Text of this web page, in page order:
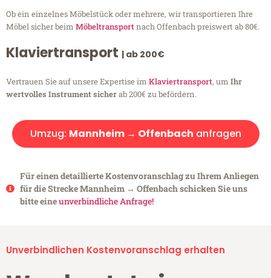
Ob ein einzelnes Möbelstück oder mehrere, wir transportieren Ihre
Möbel sicher beim Möbeltransportnach Offenbach preiswert ab 80€.
Klaviertransport | ab 200€
Vertrauen Sie auf unsere Expertise im Klaviertransport, um Ihr
wertvolles Instrument sicherab 200€ zu befördern.
Umzug: Mannheim → Offenbach anfragen
Für einen detaillierte Kostenvoranschlag zu Ihrem Anliegen
für die Strecke Mannheim → Offenbach schicken Sie uns
bitte eineunverbindliche Anfrage!
Unverbindlichen Kostenvoranschlag erhalten